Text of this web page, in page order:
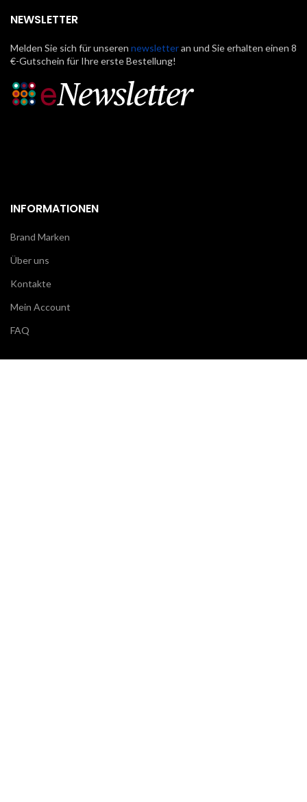
NEWSLETTER
Melden Sie sich für unseren newsletteran und Sie erhalten einen 8
€-Gutschein für Ihre erste Bestellung!
INFORMATIONEN
Brand Marken
Über uns
Kontakte
Mein Account
FAQ
KUNDENBETREUUNG